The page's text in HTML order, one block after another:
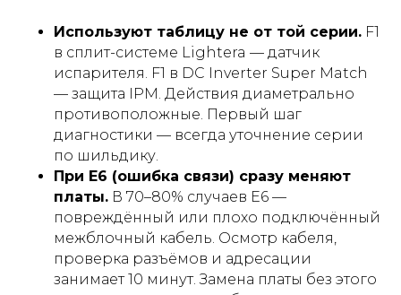
Используют таблицу не от той серии. F1
в сплит-системе Lightera — датчик
испарителя. F1 в DC Inverter Super Match
— защита IPM. Действия диаметрально
противоположные. Первый шаг
диагностики — всегда уточнение серии
по шильдику.
При E6 (ошибка связи) сразу меняют
платы. В 70–80% случаев E6 —
повреждённый или плохо подключённый
межблочный кабель. Осмотр кабеля,
проверка разъёмов и адресации
занимает 10 минут. Замена платы без этого